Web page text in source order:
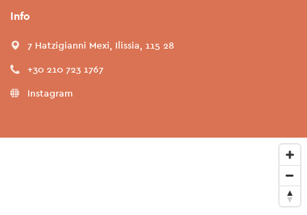
Info
7 Hatzigianni Mexi, Ilissia, 115 28
+30 210 723 1767
Instagram